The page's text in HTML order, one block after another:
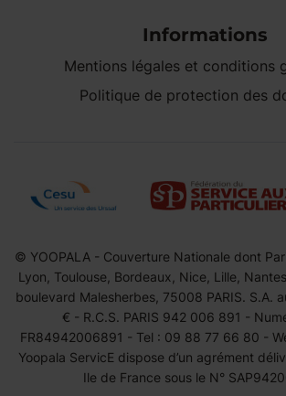
Informations
Mentions légales et conditions
Politique de protection des
© YOOPALA - Couverture Nationale dont
Lyon, Toulouse, Bordeaux, Nice, Lille,
boulevard Malesherbes, 75008 PARIS. S.A.
€ - R.C.S. PARIS 942 006 891 -
FR84942006891 - Tel : 09 88 77 66 80 -
Yoopala ServicE dispose d’un agrément
Ile de France sous le N°